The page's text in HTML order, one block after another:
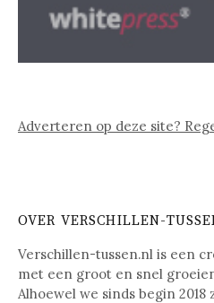
Adverteren op deze site?
OVER VERSCHILLEN-
Verschillen-tussen.nl is een
met een groot en snel
Alhoewel we sinds begin